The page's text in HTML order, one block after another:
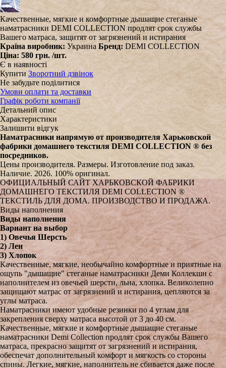
Качественные, мягкие и комфортные дышащие стеганые
наматрасники DEMI COLLECTION продлят срок службы
Вашего матраса, защитят от загрязнений и истирания
Країна виробник: Украина Бренд: DEMI COLLECTION
Ціна: 580 грн. /шт.
Є в наявності
Купити Зворотний дзвінок
Не забудьте поділитися
Умови оплати та доставки
Графік роботи компанії
Детальний опис
Характеристики
Залишити відгук
Наматрасники напрямую от производителя Харьковской
фабрики домашнего текстиля DEMI COLLECTION ® без
посредников.
Цены производителя. Размеры. Изготовление под заказ.
Наличие. 2026. 100% оригинал.
ОФИЦИАЛЬНЫЙ САЙТ ХАРЬКОВСКОЙ ФАБРИКИ
ДОМАШНЕГО ТЕКСТИЛЯ DEMI COLLECTION ®
ТЕКСТИЛЬ ДЛЯ ДОМА. ПРОИЗВОДСТВО И ПРОДАЖА.
Виды наполнения
Виды наполнения
Вариант на выбор
1) Овечья Шерсть
2) Лен
3) Хлопок
Качественные, мягкие, необычайно комфортные и приятные на
ощупь "дышащие" стеганые наматрасники Деми Коллекшн с
наполнителем из овечьей шерсти, льна, хлопка. Великолепно
защищают матрас от загрязнений и истирания, цепляются за
углы матраса.
Наматрасники имеют удобные резинки по 4 углам для
закрепления сверху матраса высотой от 3 до 40 см.
Качественные, мягкие и комфортные дышащие стеганые
наматрасники Demi Collection продлят срок службы Вашего
матраса, прекрасно защитят от загрязнений и истирания,
обеспечат дополнительный комфорт и мягкость со стороны
спины. Легкие, мягкие, наполнитель не сбивается даже после